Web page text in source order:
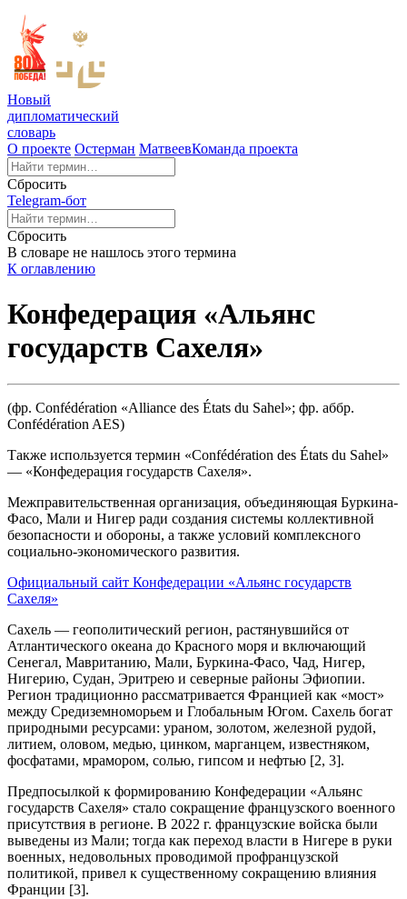
Новый
дипломатический
словарь
О проекте Остерман МатвеевКоманда проекта
Сбросить
Telegram-бот
Сбросить
В словаре не нашлось этого термина
К оглавлению
Конфедерация «Альянс
государств Сахеля»
(фр. Confédération «Alliance des États du Sahel»; фр. аббр.
Confédération AES)
Также используется термин «Confédération des États du Sahel»
— «Конфедерация государств Сахеля».
Межправительственная организация, объединяющая Буркина-
Фасо, Мали и Нигер ради создания системы коллективной
безопасности и обороны, а также условий комплексного
социально-экономического развития.
Официальный сайт Конфедерации «Альянс государств
Сахеля»
Сахель — геополитический регион, растянувшийся от
Атлантического океана до Красного моря и включающий
Сенегал, Мавританию, Мали, Буркина-Фасо, Чад, Нигер,
Нигерию, Судан, Эритрею и северные районы Эфиопии.
Регион традиционно рассматривается Францией как «мост»
между Средиземноморьем и Глобальным Югом. Сахель богат
природными ресурсами: ураном, золотом, железной рудой,
литием, оловом, медью, цинком, марганцем, известняком,
фосфатами, мрамором, солью, гипсом и нефтью [2, 3].
Предпосылкой к формированию Конфедерации «Альянс
государств Сахеля» стало сокращение французского военного
присутствия в регионе. В 2022 г. французские войска были
выведены из Мали; тогда как переход власти в Нигере в руки
военных, недовольных проводимой профранцузской
политикой, привел к существенному сокращению влияния
Франции [3].